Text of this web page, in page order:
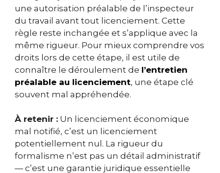
une autorisation préalable de l’inspecteur
du travail avant tout licenciement. Cette
règle reste inchangée et s’applique avec la
même rigueur. Pour mieux comprendre vos
droits lors de cette étape, il est utile de
connaître le déroulement de l’entretien
préalable au licenciement, une étape clé
souvent mal appréhendée.
À retenir : Un licenciement économique
mal notifié, c’est un licenciement
potentiellement nul. La rigueur du
formalisme n’est pas un détail administratif
— c’est une garantie juridique essentielle